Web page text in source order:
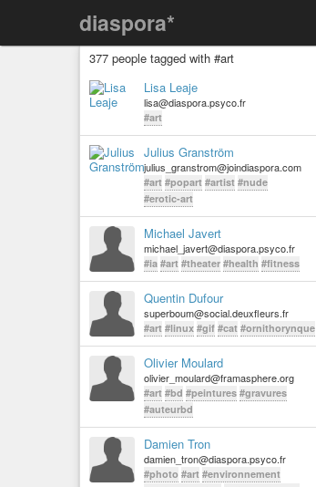
diaspora*
377 people tagged with #art
Lisa Leaje
lisa@diaspora.psyco.fr
#art
Julius Granström
julius_granstrom@joindiaspora.com
#art #popart #artist #nude
#erotic-art
Michael Javert
michael_javert@diaspora.psyco.fr
#ia #art #theater #health #fitness
Quentin Dufour
superboum@social.deuxfleurs.fr
#art #linux #gif #cat #ornithorynque
Olivier Moulard
olivier_moulard@framasphere.org
#art #bd #peintures #gravures
#auteurbd
Damien Tron
damien_tron@diaspora.psyco.fr
#photo #art #environnement